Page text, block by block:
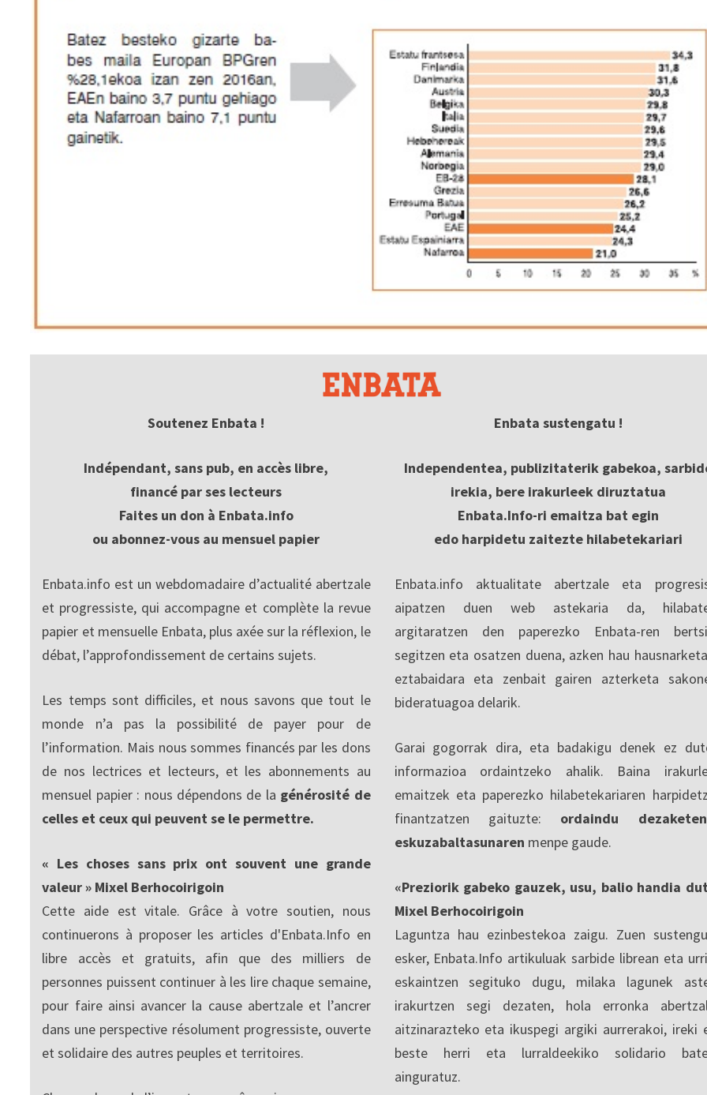
Soutenez Enbata !
Indépendant, sans pub, en accès libre,
financé par ses lecteurs
Faites un don à Enbata.info
ou abonnez-vous au mensuel papier
Enbata.info est un webdomadaire d’actualité abertzale
et progressiste, qui accompagne et complète la revue
papier et mensuelle Enbata, plus axée sur la réflexion, le
débat, l’approfondissement de certains sujets.
Les temps sont difficiles, et nous savons que tout le
monde n’a pas la possibilité de payer pour de
l’information. Mais nous sommes financés par les dons
de nos lectrices et lecteurs, et les abonnements au
mensuel papier : nous dépendons de la générosité de
celles et ceux qui peuvent se le permettre.
« Les choses sans prix ont souvent une grande
valeur » Mixel Berhocoirigoin
Cette aide est vitale. Grâce à votre soutien, nous
continuerons à proposer les articles d'Enbata.Info en
libre accès et gratuits, afin que des milliers de
personnes puissent continuer à les lire chaque semaine,
pour faire ainsi avancer la cause abertzale et l’ancrer
dans une perspective résolument progressiste, ouverte
et solidaire des autres peuples et territoires.
Enbata sustengatu !
Independentea, publizitaterik gabekoa,
irekia, bere irakurleek diruztatua
Enbata.Info-ri emaitza bat egin
edo harpidetu zaitezte hilabetekariari
Enbata.info aktualitate abertzale eta
aipatzen duen web astekaria da,
argitaratzen den paperezko Enbata-ren
segitzen eta osatzen duena, azken hau
eztabaidara eta zenbait gairen azterketa
bideratuagoa delarik.
Garai gogorrak dira, eta badakigu denek ez
informazioa ordaintzeko ahalik. Baina
emaitzek eta paperezko hilabetekariaren
finantzatzen gaituzte: ordaindu
eskuzabaltasunaren menpe gaude.
«Preziorik gabeko gauzek, usu, balio handia
Mixel Berhocoirigoin
Laguntza hau ezinbestekoa zaigu. Zuen
esker, Enbata.Info artikuluak sarbide librean eta
eskaintzen segituko dugu, milaka lagunek
irakurtzen segi dezaten, hola erronka
aitzinarazteko eta ikuspegi argiki aurrerakoi, ireki
beste herri eta lurraldeekiko solidario
ainguratuz.